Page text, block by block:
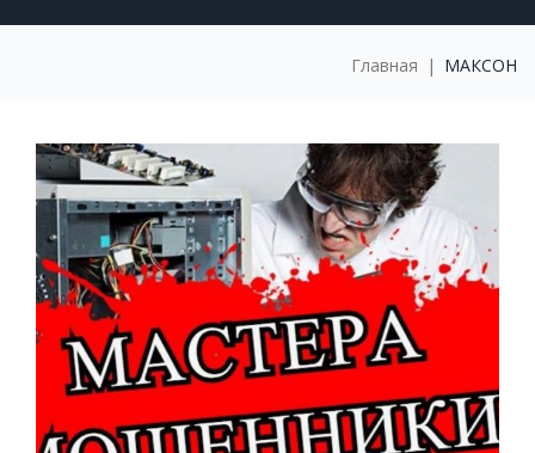
Главная | МАКСОН
МЕТКА:
МАКСОН